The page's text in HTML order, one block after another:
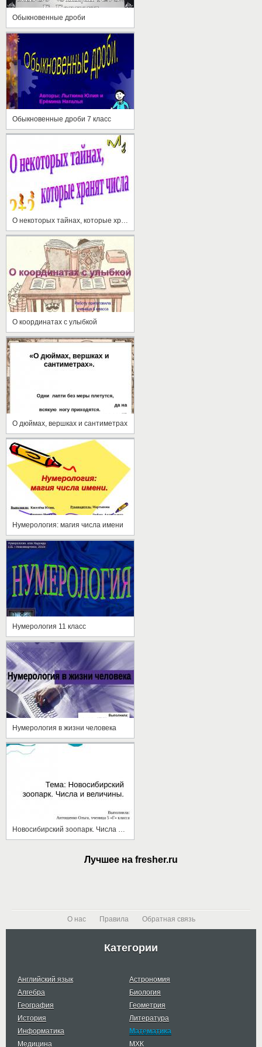
Обыкновенные дроби
Обыкновенные дроби 7 класс
О координатах с улыбкой
О дюймах, вершках и сантиметрах
Нумерология: магия числа имени
Нумерология 11 класс
Нумерология в жизни человека
Лучшее на fresher.ru
О нас Правила Обратная связь
Категории
Английский язык
Астрономия
Алгебра
Биология
География
Геометрия
История
Литература
Информатика
Математика
Медицина
МХК